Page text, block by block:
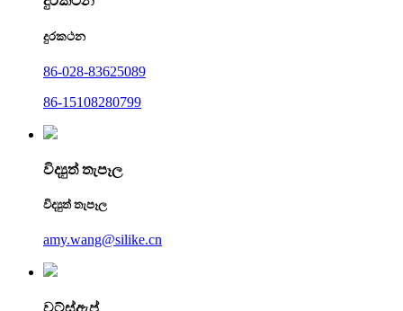
දුරකථන
86-028-83625089
86-15108280799
විද්‍යුත් තැපෑල
විද්‍යුත් තැපෑල
amy.wang@silike.cn
වට්ස්ඇප්